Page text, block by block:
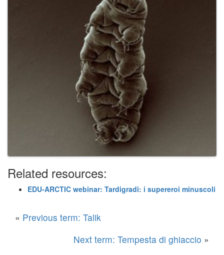
Related resources:
EDU-ARCTIC webinar: Tardigradi: i supereroi minuscoli
« Previous term: Talik
Next term: Tempesta di ghiaccio »